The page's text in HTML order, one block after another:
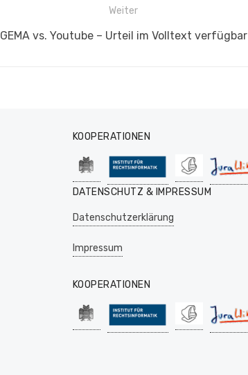
Weiter
Nächster
GEMA vs. Youtube – Urteil im Volltext verfügbar
KOOPERATIONEN
DATENSCHUTZ & IMPRESSUM
Datenschutzerklärung
Impressum
KOOPERATIONEN